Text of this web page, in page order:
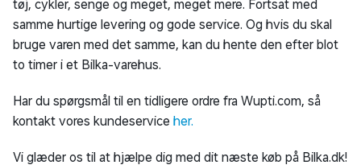
tøj, cykler, senge og meget, meget mere. Fortsat med
samme hurtige levering og gode service. Og hvis du skal
bruge varen med det samme, kan du hente den efter blot
to timer i et Bilka-varehus.
Har du spørgsmål til en tidligere ordre fra Wupti.com, så
kontakt vores kundeservice her.
Vi glæder os til at hjælpe dig med dit næste køb på Bilka.dk!